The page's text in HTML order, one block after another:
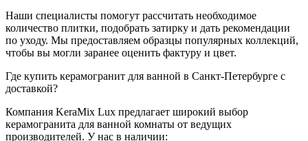
Наши специалисты помогут рассчитать необходимое
количество плитки, подобрать затирку и дать рекомендации
по уходу. Мы предоставляем образцы популярных коллекций,
чтобы вы могли заранее оценить фактуру и цвет.
Где купить керамогранит для ванной в Санкт-Петербурге с
доставкой?
Компания KeraMix Lux предлагает широкий выбор
керамогранита для ванной комнаты от ведущих
производителей. У нас в наличии: